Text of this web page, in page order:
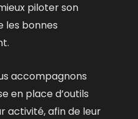
piloter son
les bonnes
accompagnons
en place d’outils
activité, afin de leur